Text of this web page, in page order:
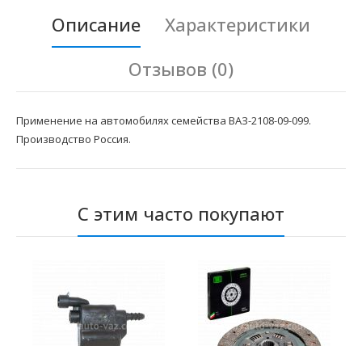
Описание
Характеристики
Отзывов (0)
Применение на автомобилях семейства ВАЗ-2108-09-099.
Производство Россия.
С этим часто покупают